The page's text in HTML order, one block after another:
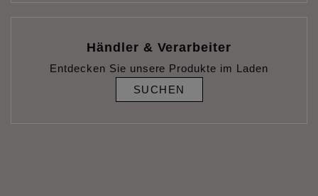
Händler & Verarbeiter
Entdecken Sie unsere Produkte im Laden
SUCHEN